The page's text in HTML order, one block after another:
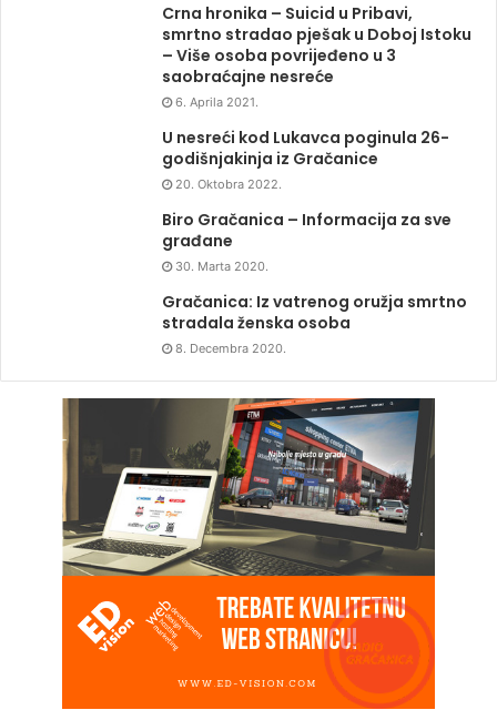
Crna hronika – Suicid u Pribavi,
smrtno stradao pješak u Doboj Istoku
– Više osoba povrijeđeno u 3
saobraćajne nesreće
6. Aprila 2021.
U nesreći kod Lukavca poginula 26-
godišnjakinja iz Gračanice
20. Oktobra 2022.
Biro Gračanica – Informacija za sve
građane
30. Marta 2020.
Gračanica: Iz vatrenog oružja smrtno
stradala ženska osoba
8. Decembra 2020.